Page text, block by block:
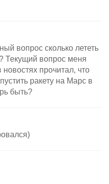
вопрос сколько лететь
Текущий вопрос меня
новостях прочитал, что
ракету на Марс в
быть?